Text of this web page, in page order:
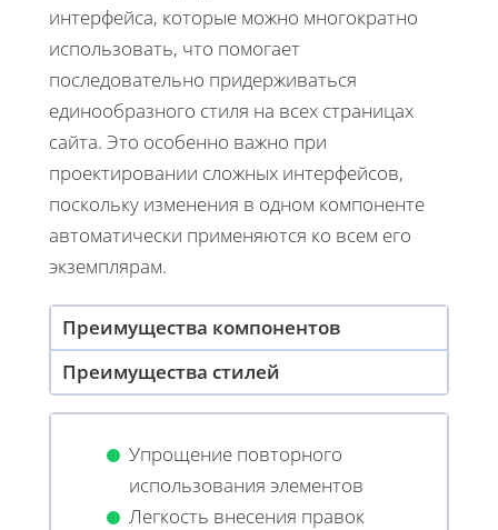
интерфейса, которые можно многократно
использовать, что помогает
последовательно придерживаться
единообразного стиля на всех страницах
сайта. Это особенно важно при
проектировании сложных интерфейсов,
поскольку изменения в одном компоненте
автоматически применяются ко всем его
экземплярам.
Преимущества компонентов
Преимущества стилей
Упрощение повторного
использования элементов
Легкость внесения правок